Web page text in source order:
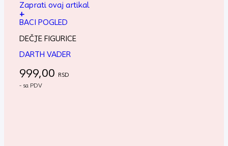
Zaprati ovaj artikal
+
BACI POGLED
DEČJE FIGURICE
DARTH VADER
999,00 RSD
- sa PDV